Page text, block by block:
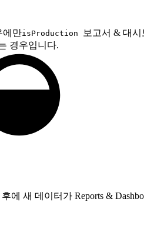
에만isProduction 보고서 & 대시
경우입니다.
에 새 데이터가 Reports &